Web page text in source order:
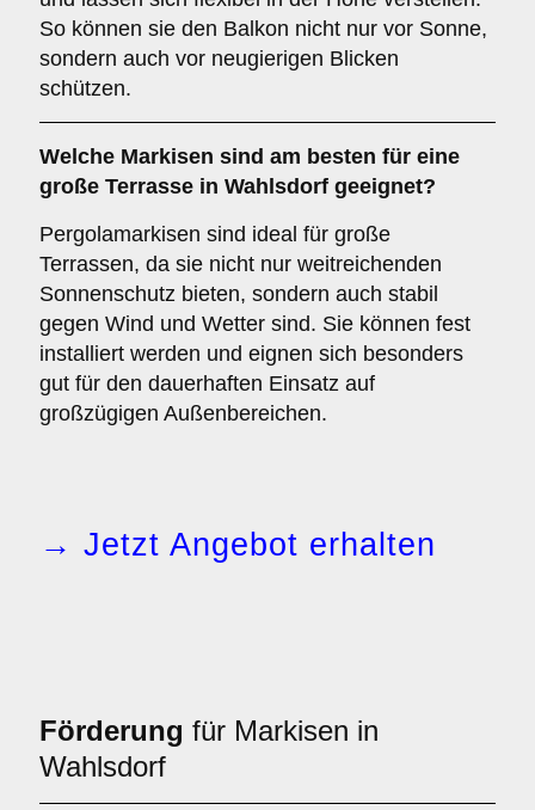
So können sie den Balkon nicht nur vor Sonne,
sondern auch vor neugierigen Blicken
schützen.
Welche Markisen sind am besten für eine
große Terrasse in Wahlsdorf geeignet?
Pergolamarkisen sind ideal für große
Terrassen, da sie nicht nur weitreichenden
Sonnenschutz bieten, sondern auch stabil
gegen Wind und Wetter sind. Sie können fest
installiert werden und eignen sich besonders
gut für den dauerhaften Einsatz auf
großzügigen Außenbereichen.
→ Jetzt Angebot erhalten
Förderung für Markisen in
Wahlsdorf